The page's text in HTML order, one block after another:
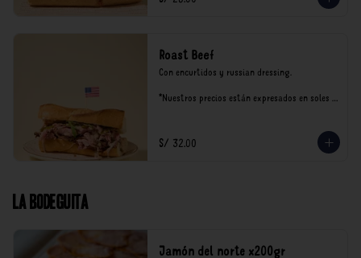
Roast Beef
Con encurtidos y russian dressing.
*Nuestros precios están expresados en soles e
S/ 32.00
La Bodeguita
Jamón del norte x200gr